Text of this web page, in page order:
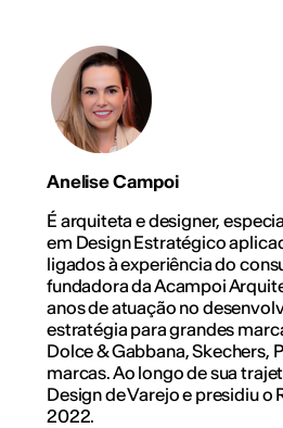
Anelise Campoi
É arquiteta e designer,
em Design Estratégico
ligados à experiência do
fundadora da Acampoi
anos de atuação no
estratégia para grandes
Dolce & Gabbana, Skechers,
marcas. Ao longo de sua
Design de Varejo e presidiu o
2022.